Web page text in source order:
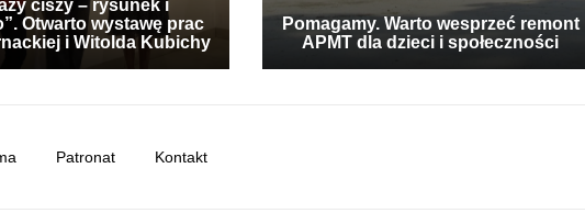
ciszy – rysunek i
Otwarto wystawę prac
i Witolda Kubichy
Pomagamy. Warto wesprzeć remont
APMT dla dzieci i społeczności
Patronat Kontakt